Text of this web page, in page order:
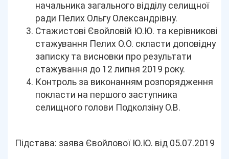
начальника загального відділу селищної
ради Пелих Ольгу Олександрівну.
Стажистові Євойловій Ю.Ю. та керівникові
стажування Пелих О.О. скласти доповідну
записку та висновки про результати
стажування до 12 липня 2019 року.
Контроль за виконанням розпорядження
покласти на першого заступника
селищного голови Подколзіну О.В.
Підстава: заява Євойлової Ю.Ю. від 05.07.2019